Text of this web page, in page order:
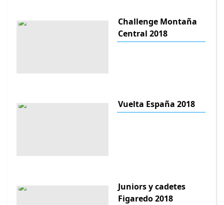
Challenge Montaña
Central 2018
Vuelta España 2018
Juniors y cadetes
Figaredo 2018